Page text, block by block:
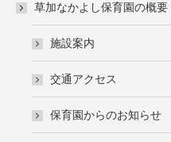
草加なかよし保育園の概要
施設案内
交通アクセス
保育園からのお知らせ